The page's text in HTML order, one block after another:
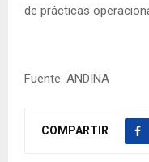
de prácticas
Fuente: ANDINA
COMPARTIR